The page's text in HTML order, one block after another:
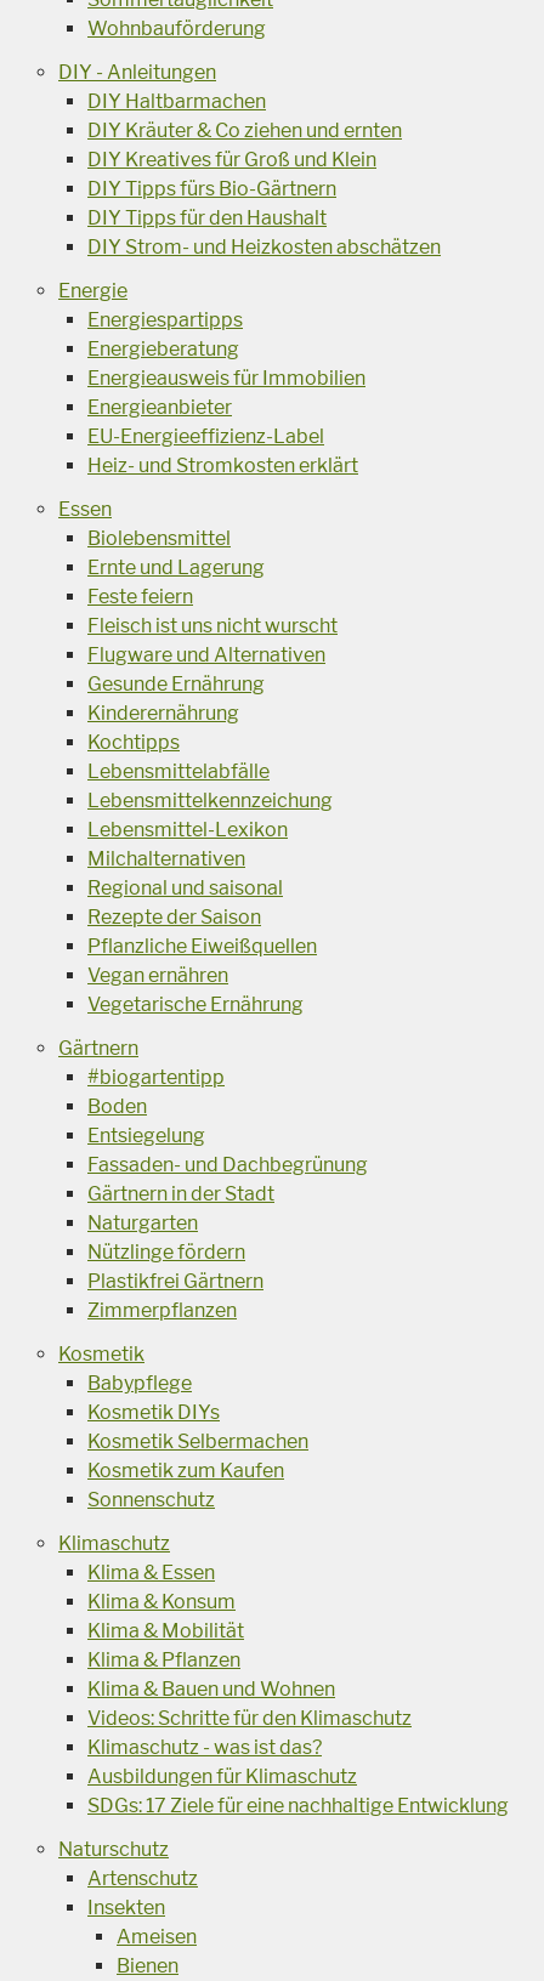
Wohnbauförderung
DIY - Anleitungen
DIY Haltbarmachen
DIY Kräuter & Co ziehen und ernten
DIY Kreatives für Groß und Klein
DIY Tipps fürs Bio-Gärtnern
DIY Tipps für den Haushalt
DIY Strom- und Heizkosten abschätzen
Energie
Energiespartipps
Energieberatung
Energieausweis für Immobilien
Energieanbieter
EU-Energieeffizienz-Label
Heiz- und Stromkosten erklärt
Essen
Biolebensmittel
Ernte und Lagerung
Feste feiern
Fleisch ist uns nicht wurscht
Flugware und Alternativen
Gesunde Ernährung
Kinderernährung
Kochtipps
Lebensmittelabfälle
Lebensmittelkennzeichung
Lebensmittel-Lexikon
Milchalternativen
Regional und saisonal
Rezepte der Saison
Pflanzliche Eiweißquellen
Vegan ernähren
Vegetarische Ernährung
Gärtnern
#biogartentipp
Boden
Entsiegelung
Fassaden- und Dachbegrünung
Gärtnern in der Stadt
Naturgarten
Nützlinge fördern
Plastikfrei Gärtnern
Zimmerpflanzen
Kosmetik
Babypflege
Kosmetik DIYs
Kosmetik Selbermachen
Kosmetik zum Kaufen
Sonnenschutz
Klimaschutz
Klima & Essen
Klima & Konsum
Klima & Mobilität
Klima & Pflanzen
Klima & Bauen und Wohnen
Videos: Schritte für den Klimaschutz
Klimaschutz - was ist das?
Ausbildungen für Klimaschutz
SDGs: 17 Ziele für eine nachhaltige Entwicklung
Naturschutz
Artenschutz
Insekten
Ameisen
Bienen